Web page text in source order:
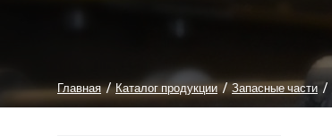
Главная / Каталог продукции / Запасные части /